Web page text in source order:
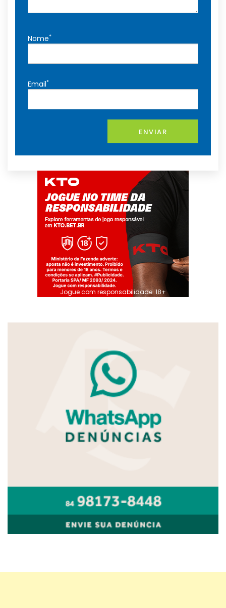
Nome*
Email*
ENVIAR
Jogue com responsabilidade. 18+